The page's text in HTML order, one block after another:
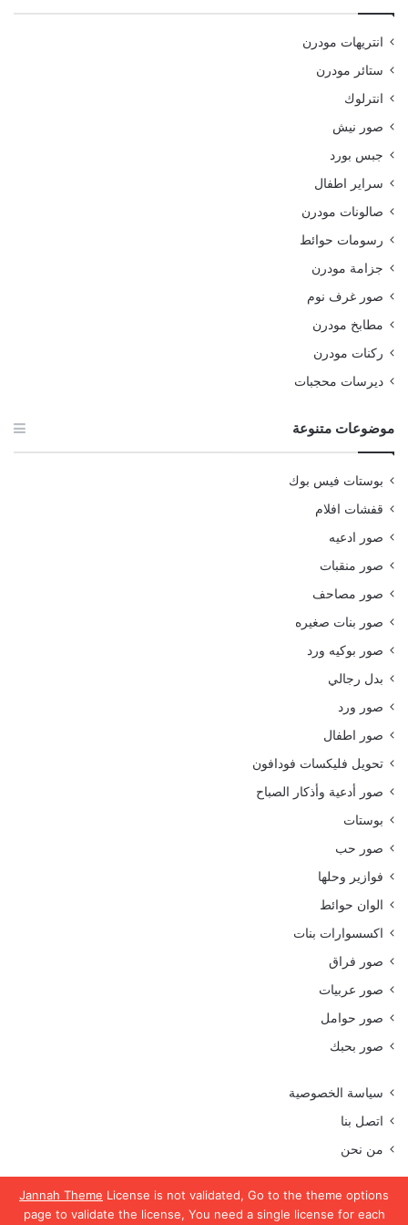
Jannah Theme License is not validated, Go to the theme options
page to validate the license, You need a single license for each
انتريهات مودرن
ستائر مودرن
انترلوك
صور نيش
جبس بورد
سراير اطفال
صالونات مودرن
رسومات حوائط
جزامة مودرن
صور غرف نوم
مطابخ مودرن
ركنات مودرن
ديرسات محجبات
موضوعات متنوعة
بوستات فيس بوك
قفشات افلام
صور ادعيه
صور منقبات
صور مصاحف
صور بنات صغيره
صور بوكيه ورد
بدل رجالي
صور ورد
صور اطفال
تحويل فليكسات فودافون
صور أدعية وأذكار الصباح
بوستات
صور حب
فوازير وحلها
الوان حوائط
اكسسوارات بنات
صور فراق
صور عربيات
صور حوامل
صور بحبك
سياسة الخصوصية
اتصل بنا
من نحن
جميع الحقوق محفوظة موقع رمسة عرب 2023